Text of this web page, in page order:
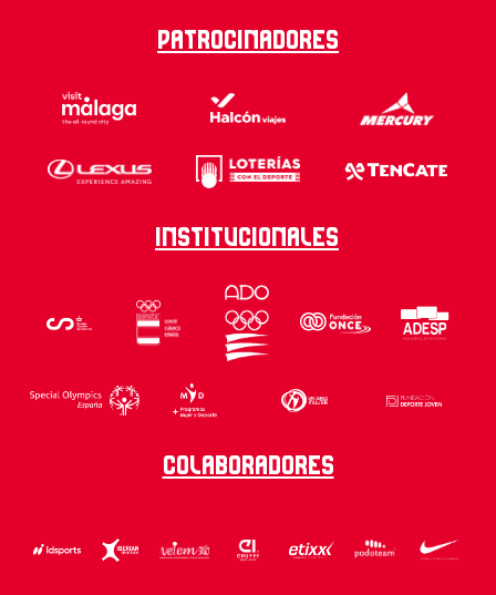
Patrocinadores
Institucionales
Colaboradores